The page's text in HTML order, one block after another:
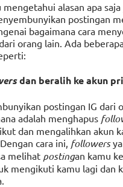
alasan apa
postingan
bagaimana cara
orang lain. Ada
dan beralih ke akun
postingan IG dari
adalah menghapus
dan mengalihkan akun
cara ini, followers
melihat postingan kamu
mengikuti kamu lagi dan